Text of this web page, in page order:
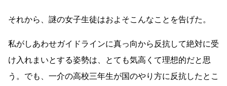
それから、謎の女子生徒はおよそこんなことを告げた。
私がしあわせガイドラインに真っ向から反抗して絶対に受
け入れまいとする姿勢は、とても気高くて理想的だと思
う。でも、一介の高校三年生が国のやり方に反抗したとこ